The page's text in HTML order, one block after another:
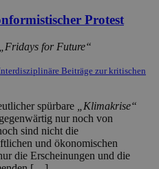
Protest
for Future“
Beiträge zur kritischen
spürbare
„Klimakrise“
nur noch von
sind nicht die
und ökonomischen
die Erscheinungen und die